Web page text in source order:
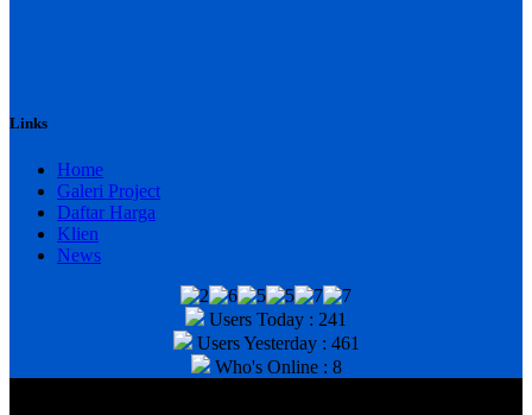
Links
Home
Galeri Project
Daftar Harga
Klien
News
Users Today : 241
Users Yesterday : 461
Who's Online : 8